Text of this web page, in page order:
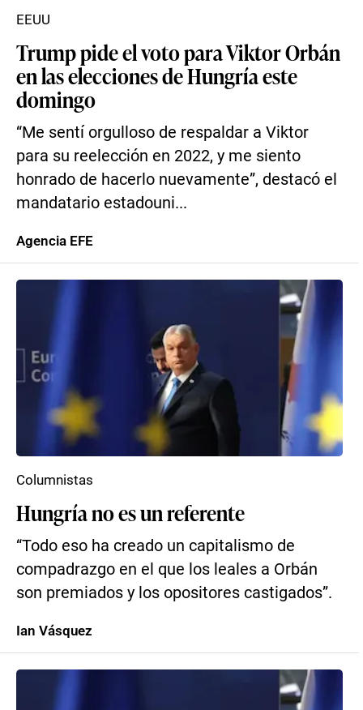
Trump pide el voto para Viktor Orbán
en las elecciones de Hungría este
domingo
“Me sentí orgulloso de respaldar a Viktor
para su reelección en 2022, y me siento
honrado de hacerlo nuevamente”, destacó el
mandatario estadouni...
EEUU
Agencia EFE
Hungría no es un referente
“Todo eso ha creado un capitalismo de
compadrazgo en el que los leales a Orbán
son premiados y los opositores castigados”.
Columnistas
Ian Vásquez